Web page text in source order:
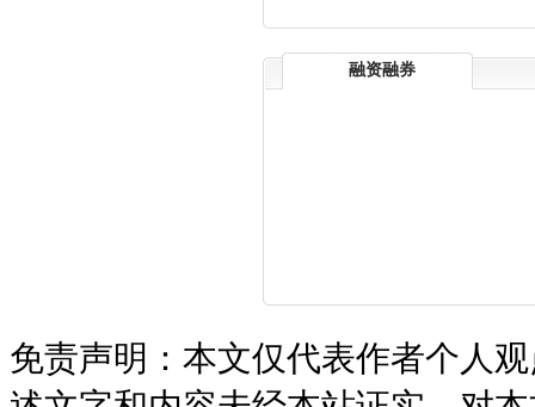
融资融券
免责声明：本文仅代表作者个人